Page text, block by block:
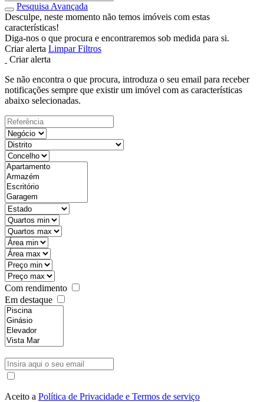
Pesquisa Avançada
Desculpe, neste momento não temos imóveis com estas
características!
Diga-nos o que procura e encontraremos sob medida para si.
Criar alerta Limpar Filtros
Criar alerta
Se não encontra o que procura, introduza o seu email para receber
notificações sempre que existir um imóvel com as características
abaixo selecionadas.
Com rendimento
Em destaque
Aceito a Política de Privacidade e Termos de serviço